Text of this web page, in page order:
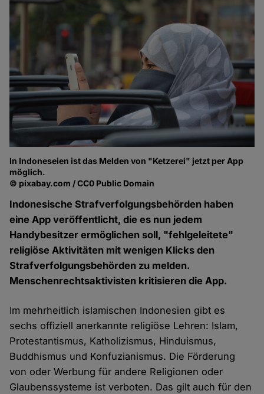
In Indoneseien ist das Melden von "Ketzerei" jetzt per App
möglich.
© pixabay.com / CC0 Public Domain
Indonesische Strafverfolgungsbehörden haben
eine App veröffentlicht, die es nun jedem
Handybesitzer ermöglichen soll, "fehlgeleitete"
religiöse Aktivitäten mit wenigen Klicks den
Strafverfolgungsbehörden zu melden.
Menschenrechtsaktivisten kritisieren die App.
Im mehrheitlich islamischen Indonesien gibt es
sechs offiziell anerkannte religiöse Lehren: Islam,
Protestantismus, Katholizismus, Hinduismus,
Buddhismus und Konfuzianismus. Die Förderung
von oder Werbung für andere Religionen oder
Glaubenssysteme ist verboten. Das gilt auch für den